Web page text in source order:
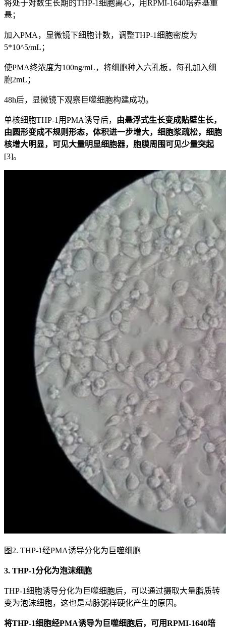
将处于对数生长期的THP-1细胞离心，用RPMI-1640培养基重
悬；
加入PMA，显微镜下细胞计数，调整THP-1细胞密度为
5*10^5/mL；
使PMA终浓度为100ng/mL，将细胞种入六孔板，每孔加入细
胞2mL；
48h后，显微镜下观察巨噬细胞构建成功。
单核细胞THP-1用PMA诱导后， 由悬浮式生长变成贴壁生长，
由圆形变成不规则形态，体积进一步增大，细胞浆疏松，细胞
核增大明显，可见大量明显细胞器，胞膜周围可见少量突起
[3]。
图2. THP-1经PMA诱导分化为巨噬细胞
3. THP-1分化为泡沫细胞
THP-1细胞诱导分化为巨噬细胞后，可以通过摄取大量脂质转
变为泡沫细胞，这也是动脉粥样硬化产生的原因。
将THP-1细胞经PMA诱导为巨噬细胞后，可用RPMI-1640培